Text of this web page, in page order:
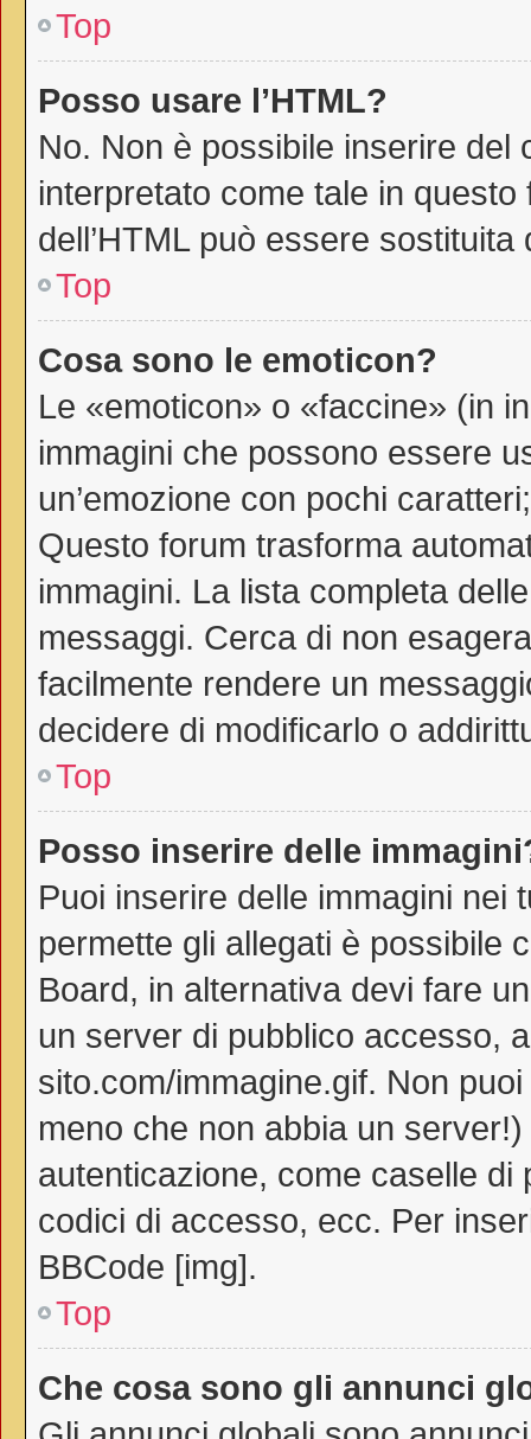
Top
Posso usare l’HTML?
No. Non è possibile inserire
interpretato come tale in
dell’HTML può essere sostituita
Top
Cosa sono le emoticon?
Le «emoticon» o «faccine» (in
immagini che possono essere
un’emozione con pochi
Questo forum trasforma
immagini. La lista completa
messaggi. Cerca di non
facilmente rendere un
decidere di modificarlo o
Top
Posso inserire delle
Puoi inserire delle immagini nei
permette gli allegati è possibile
Board, in alternativa devi fare
un server di pubblico accesso,
sito.com/immagine.gif. Non
meno che non abbia un
autenticazione, come caselle
codici di accesso, ecc. Per
BBCode [img].
Top
Che cosa sono gli annunci